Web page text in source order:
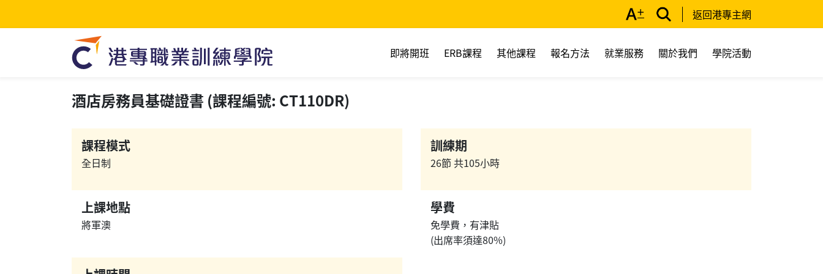
返回港專主網
即將開班 ERB課程 其他課程 報名方法 就業服務 關於我們 學院活動
酒店房務員基礎證書 (課程編號: CT110DR)
課程模式
全日制
訓練期
26節 共105小時
上課地點
將軍澳
學費
免學費，有津貼
(出席率須達80%)